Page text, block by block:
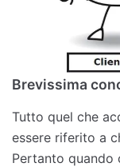
Brevissima
Tutto quel che
essere riferito a
Pertanto quando